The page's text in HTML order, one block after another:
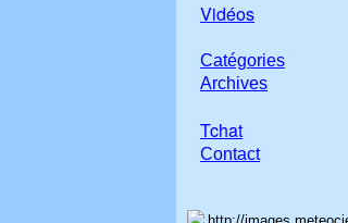
Vidéos
Catégories
Archives
Tchat
Contact